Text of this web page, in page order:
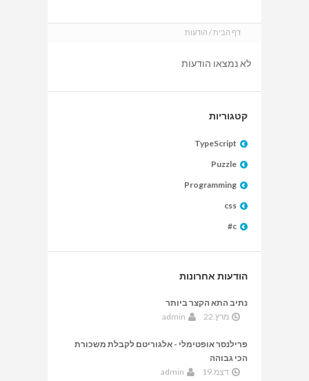
דף הבית הודעות
לא נמצאו הודעות
קטגוריות
TypeScript
Puzzle
Programming
css
c#
הודעות אחרונות
נתיב התא הקצר ביותר
מרץ.22
admin
פרילנסר אופטימלי - אלגוריטם לקבלת משכורת
הכי גבוהה
דצמ.19
admin